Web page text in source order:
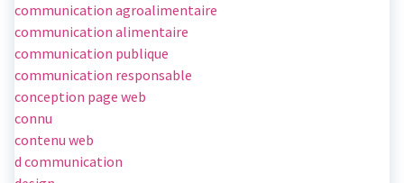
communication agroalimentaire
communication alimentaire
communication publique
communication responsable
conception page web
connu
contenu web
d communication